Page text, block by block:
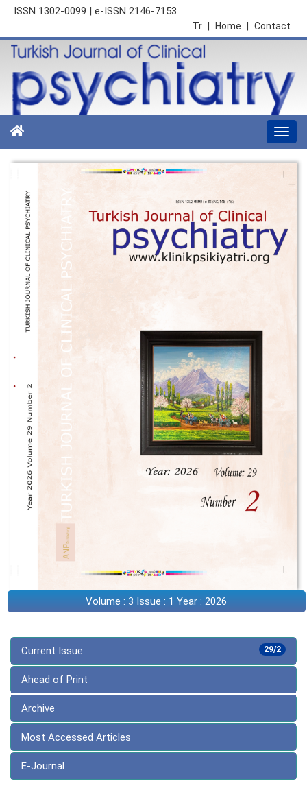
ISSN 1302-0099 | e-ISSN 2146-7153
Contact
Home
Tr
Volume : 3 Issue : 1 Year : 2026
29/2
Current Issue
Ahead of Print
Archive
Most Accessed Articles
E-Journal